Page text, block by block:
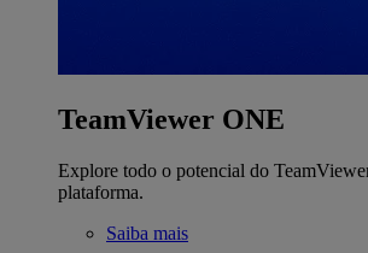
TeamViewer ONE
Explore todo o potencial do
plataforma.
Saiba mais